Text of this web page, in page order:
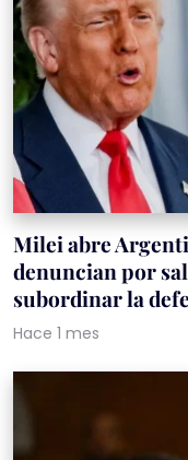
Milei abre
denuncian por
subordinar la
Hace 1 mes